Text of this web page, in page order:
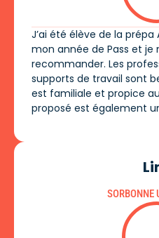
J’ai été élève de la
mon année de Pass et je
recommander. Les
supports de travail sont
est familiale et propice
proposé est également
SORBONNE